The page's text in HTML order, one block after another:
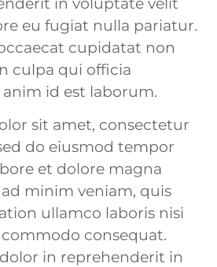
eu fugiat nulla pariatur.
cupidatat non
culpa qui officia
id est laborum.
sit amet, consectetur
do eiusmod tempor
et dolore magna
minim veniam, quis
ullamco laboris nisi
consequat.
in reprehenderit in